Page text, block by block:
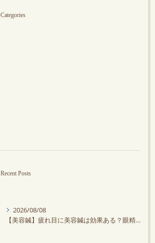
Categories
Recent Posts
2026/08/08
【美容鍼】疲れ目に美容鍼は効果ある？眼精疲労との違いや改善方法を解説